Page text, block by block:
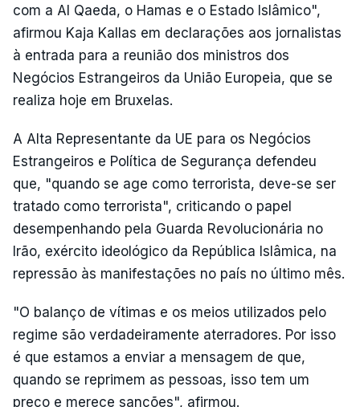
com a Al Qaeda, o Hamas e o Estado Islâmico",
afirmou Kaja Kallas em declarações aos jornalistas
à entrada para a reunião dos ministros dos
Negócios Estrangeiros da União Europeia, que se
realiza hoje em Bruxelas.
A Alta Representante da UE para os Negócios
Estrangeiros e Política de Segurança defendeu
que, "quando se age como terrorista, deve-se ser
tratado como terrorista", criticando o papel
desempenhando pela Guarda Revolucionária no
Irão, exército ideológico da República Islâmica, na
repressão às manifestações no país no último mês.
"O balanço de vítimas e os meios utilizados pelo
regime são verdadeiramente aterradores. Por isso
é que estamos a enviar a mensagem de que,
quando se reprimem as pessoas, isso tem um
preço e merece sanções", afirmou.